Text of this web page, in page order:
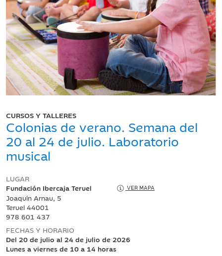
CURSOS Y TALLERES
Colonias de verano. Semana del
20 al 24 de julio. Laboratorio
musical
LUGAR
Fundación Ibercaja Teruel
VER MAPA
Joaquín Arnau, 5
Teruel 44001
978 601 437
FECHAS Y HORARIO
Del 20 de julio al 24 de julio de 2026
Lunes a viernes de 10 a 14 horas